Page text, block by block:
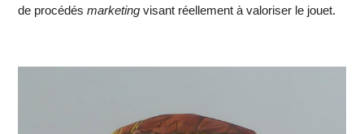
de procédés marketingvisant réellement à valoriser le jouet.